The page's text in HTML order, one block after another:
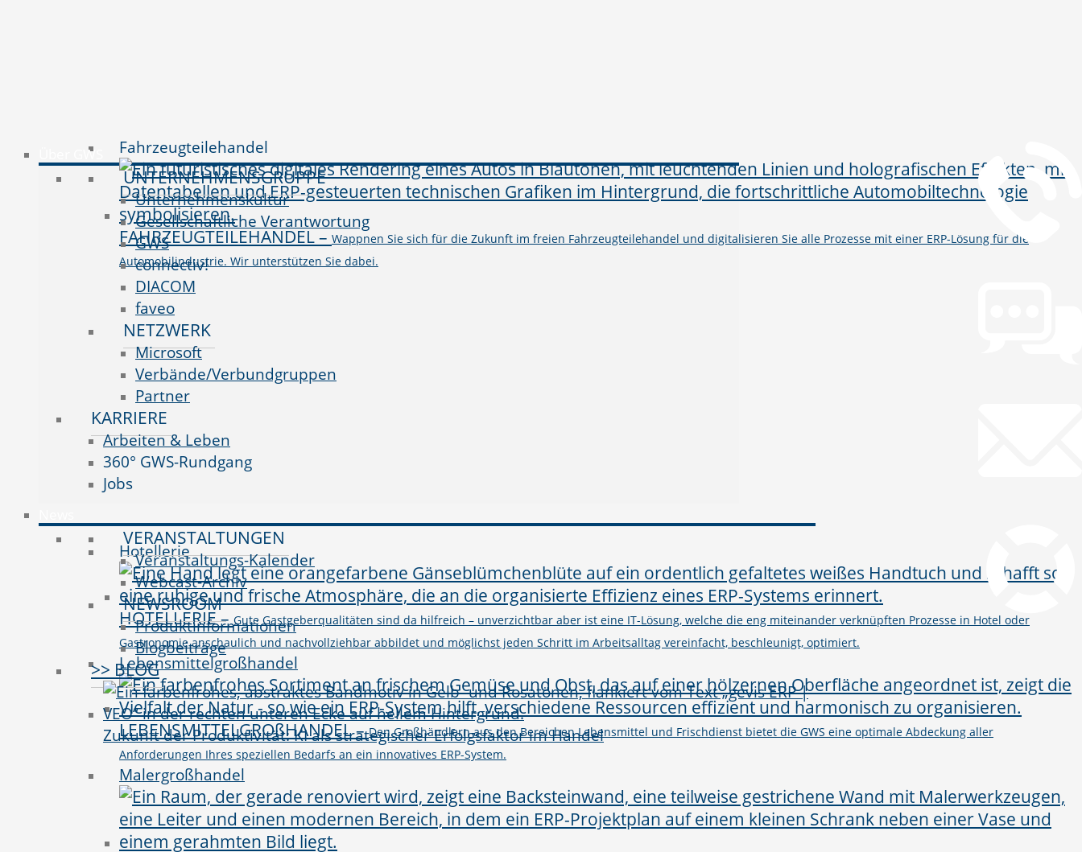
Fahrzeugteilehandel
FAHRZEUGTEILEHANDEL– Wappnen Sie sich für die Zukunft im freien Fahrzeugteilehandel und digitalisieren Sie alle Prozesse mit einer ERP-Lösung für die
Automobilindustrie. Wir unterstützen Sie dabei.
Hotellerie
HOTELLERIE–Gute Gastgeberqualitäten sind da hilfreich – unverzichtbar aber ist eine IT-Lösung, welche die eng miteinander verknüpften Prozesse in Hotel oder
Gastronomie anschaulich und nachvollziehbar abbildet und möglichst jeden Schritt im Arbeitsalltag vereinfacht, beschleunigt, optimiert.
Lebensmittelgroßhandel
LEBENSMITTELGROßHANDEL–Den Großhändlern aus den Bereichen Lebensmittel und Frischdienst bietet die GWS eine optimale Abdeckung aller
Anforderungen Ihres speziellen Bedarfs an ein innovatives ERP-System.
Malergroßhandel
Über GWS
UNTERNEHMENSGRUPPE
Unternehmenskultur
Gesellschaftliche Verantwortung
GWS
connectiv!
DIACOM
faveo
NETZWERK
Microsoft
Verbände/Verbundgruppen
Partner
KARRIERE
Arbeiten & Leben
360° GWS-Rundgang
Jobs
VERANSTALTUNGEN
Veranstaltungs-Kalender
Webcast-Archiv
NEWSROOM
Produktinformationen
Blogbeiträge
>> BLOG
Zukunft der Produktivität: KI als strategischer Erfolgsfaktor im Handel